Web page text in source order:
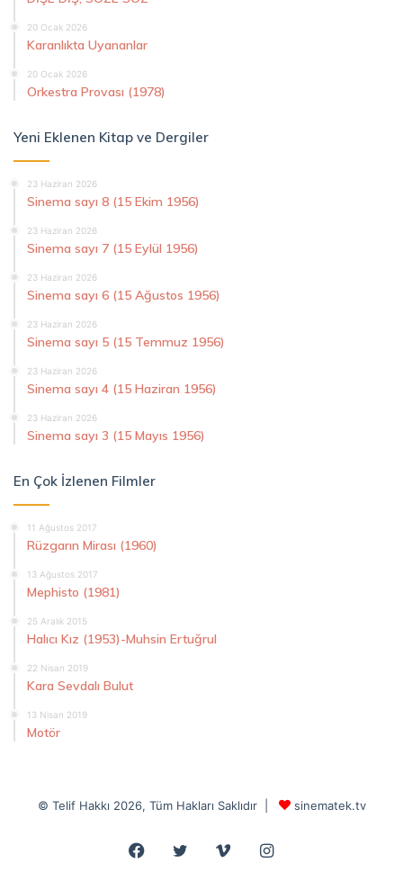
20 Ocak 2026
Karanlıkta Uyananlar
20 Ocak 2026
Orkestra Provası (1978)
Yeni Eklenen Kitap ve Dergiler
23 Haziran 2026
Sinema sayı 8 (15 Ekim 1956)
23 Haziran 2026
Sinema sayı 7 (15 Eylül 1956)
23 Haziran 2026
Sinema sayı 6 (15 Ağustos 1956)
23 Haziran 2026
Sinema sayı 5 (15 Temmuz 1956)
23 Haziran 2026
Sinema sayı 4 (15 Haziran 1956)
23 Haziran 2026
Sinema sayı 3 (15 Mayıs 1956)
En Çok İzlenen Filmler
11 Ağustos 2017
Rüzgarın Mirası (1960)
13 Ağustos 2017
Mephisto (1981)
25 Aralık 2015
Halıcı Kız (1953)-Muhsin Ertuğrul
22 Nisan 2019
Kara Sevdalı Bulut
13 Nisan 2019
Motör
© Telif Hakkı 2026, Tüm Hakları Saklıdır | sinematek.tv
Facebook
Twitter VimeoInstagram